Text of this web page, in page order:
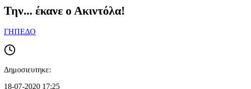
Την... έκανε ο Ακιντόλα!
ΓΗΠΕΔΟ
Δημοσιευτηκε:
18-07-2020 17:25